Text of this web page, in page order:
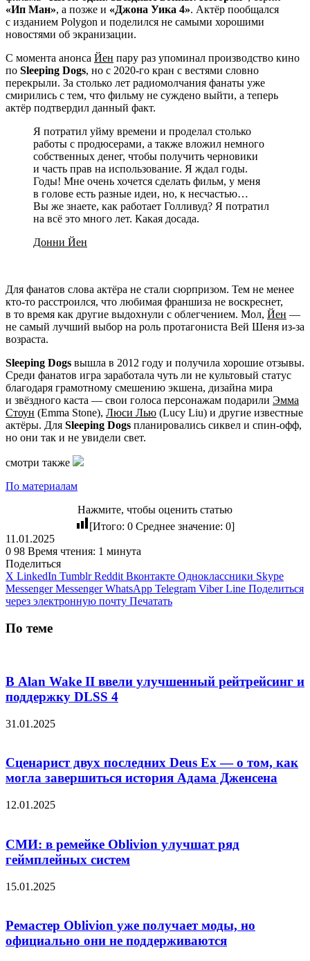
«Ип Ман», а позже и «Джона Уика 4». Актёр пообщался
с изданием Polygon и поделился не самыми хорошими
новостями об экранизации.
С момента анонса Йен пару раз упоминал производство кино
по Sleeping Dogs, но с 2020-го кран с вестями словно
перекрыли. За столько лет радиомолчания фанаты уже
смирились с тем, что фильму не суждено выйти, а теперь
актёр подтвердил данный факт.
Я потратил уйму времени и проделал столько
работы с продюсерами, а также вложил немного
собственных денег, чтобы получить черновики
и часть прав на использование. Я ждал годы.
Годы! Мне очень хочется сделать фильм, у меня
в голове есть разные идеи, но, к несчастью…
Вы же знаете, как работает Голливуд? Я потратил
на всё это много лет. Какая досада.
Донни Йен
Для фанатов слова актёра не стали сюрпризом. Тем не менее
кто-то расстроился, что любимая франшиза не воскреснет,
в то время как другие выдохнули с облегчением. Мол, Йен —
не самый лучший выбор на роль протагониста Вей Шеня из-за
возраста.
Sleeping Dogs вышла в 2012 году и получила хорошие отзывы.
Среди фанатов игра заработала чуть ли не культовый статус
благодаря грамотному смешению экшена, дизайна мира
и звёздного каста — свои голоса персонажам подарили Эмма
Стоун (Emma Stone), Люси Лью (Lucy Liu) и другие известные
актёры. Для Sleeping Dogs планировались сиквел и спин-офф,
но они так и не увидели свет.
смотри также
По материалам
Нажмите, чтобы оценить статью
[Итого: 0 Среднее значение: 0]
11.01.2025
0 98 Время чтения: 1 минута
Поделиться
X LinkedIn Tumblr Reddit Вконтакте Одноклассники Skype
Messenger Messenger WhatsApp Telegram Viber Line Поделиться
через электронную почту Печатать
По теме
В Alan Wake II ввели улучшенный рейтрейсинг и
поддержку DLSS 4
31.01.2025
Сценарист двух последних Deus Ex — о том, как
могла завершиться история Адама Дженсена
12.01.2025
СМИ: в ремейке Oblivion улучшат ряд
геймплейных систем
15.01.2025
Ремастер Oblivion уже получает моды, но
официально они не поддерживаются